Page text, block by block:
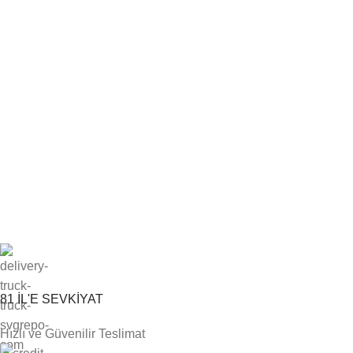
81 İL'E SEVKİYAT
Hızlı ve Güvenilir Teslimat